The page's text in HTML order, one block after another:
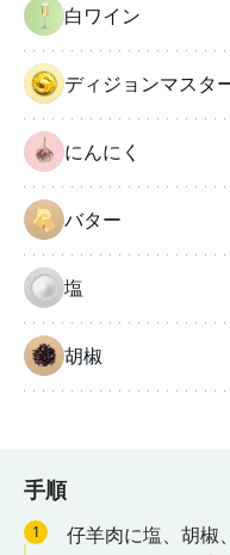
白ワイン
ディジョンマスタ
にんにく
バター
塩
胡椒
手順
1
仔羊肉に塩、胡椒